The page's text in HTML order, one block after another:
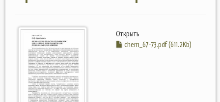
Открыть
chem_67-73.pdf (611.2Kb)